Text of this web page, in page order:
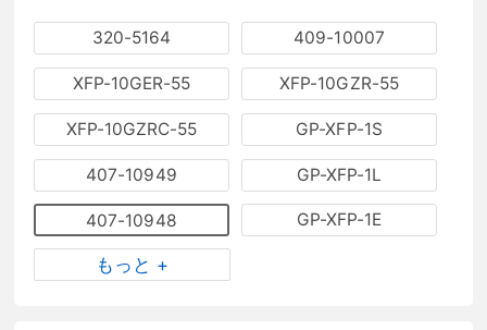
320-5164 409-10007
XFP-10GER-55 XFP-10GZR-55
XFP-10GZRC-55 GP-XFP-1S
407-10949 GP-XFP-1L
407-10948 GP-XFP-1E
もっと +